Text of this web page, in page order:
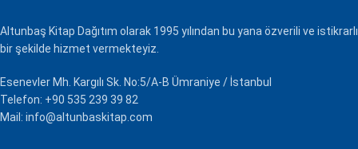
Altunbaş Kitap Dağıtım olarak 1995 yılından bu yana özverili ve istikrarlı
bir şekilde hizmet vermekteyiz.
Esenevler Mh. Kargılı Sk. No:5/A-B Ümraniye / İstanbul
Telefon: +90 535 239 39 82
Mail: info@altunbaskitap.com